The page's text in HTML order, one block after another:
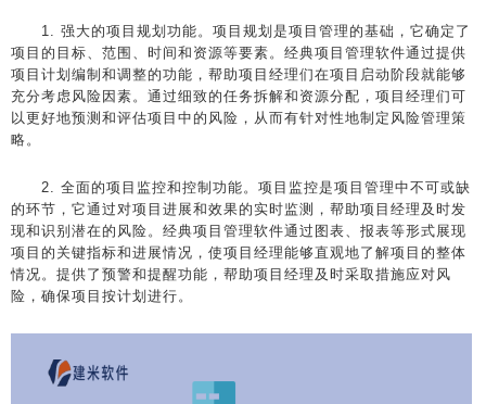
1. 强大的项目规划功能。项目规划是项目管理的基础，它确定了
项目的目标、范围、时间和资源等要素。经典项目管理软件通过提供
项目计划编制和调整的功能，帮助项目经理们在项目启动阶段就能够
充分考虑风险因素。通过细致的任务拆解和资源分配，项目经理们可
以更好地预测和评估项目中的风险，从而有针对性地制定风险管理策
略。
2. 全面的项目监控和控制功能。项目监控是项目管理中不可或缺
的环节，它通过对项目进展和效果的实时监测，帮助项目经理及时发
现和识别潜在的风险。经典项目管理软件通过图表、报表等形式展现
项目的关键指标和进展情况，使项目经理能够直观地了解项目的整体
情况。提供了预警和提醒功能，帮助项目经理及时采取措施应对风
险，确保项目按计划进行。